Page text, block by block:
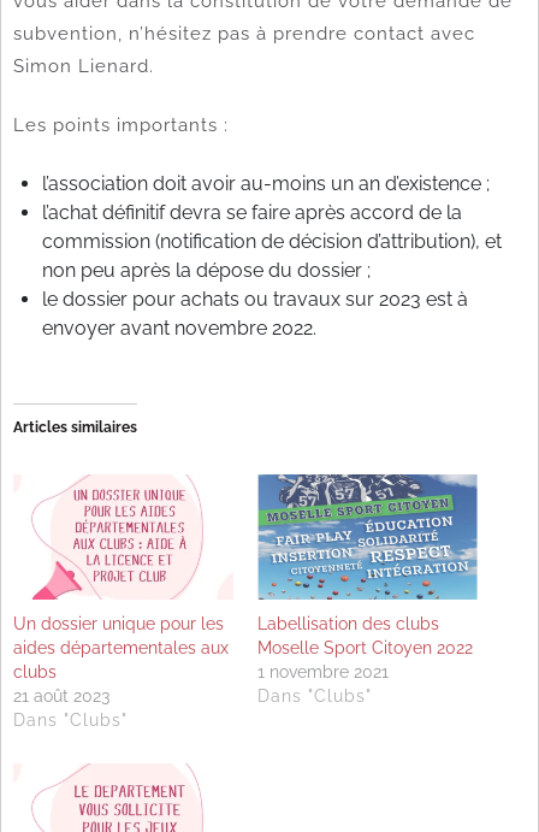
subvention, n’hésitez pas à prendre contact avec
Simon Lienard.
Les points importants :
l’association doit avoir au-moins un an d’existence ;
l’achat définitif devra se faire après accord de la
commission (notification de décision d’attribution), et
non peu après la dépose du dossier ;
le dossier pour achats ou travaux sur 2023 est à
envoyer avant novembre 2022.
Articles similaires
Un dossier unique pour les
aides départementales aux
clubs
21 août 2023
Dans "Clubs"
Labellisation des clubs
Moselle Sport Citoyen 2022
1 novembre 2021
Dans "Clubs"